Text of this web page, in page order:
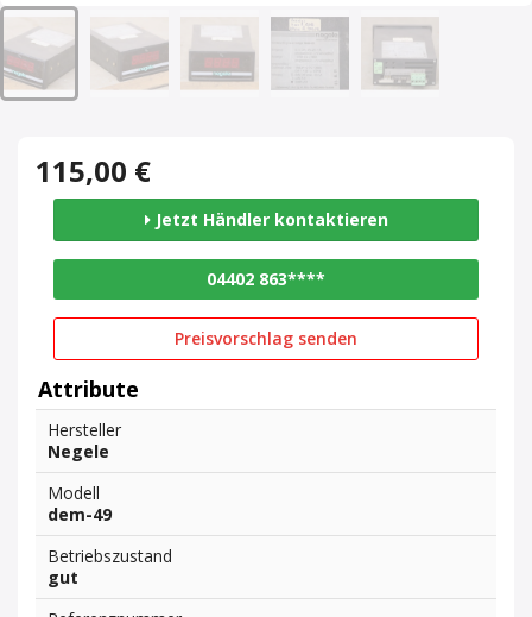
115,00 €
Jetzt Händler kontaktieren
04402 863****
Preisvorschlag senden
Attribute
Hersteller
Negele
Modell
dem-49
Betriebszustand
gut